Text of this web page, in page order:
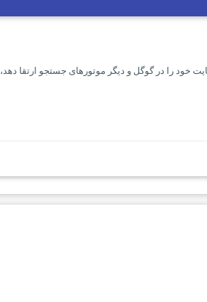
خود را در گوگل و دیگر موتورهای جستجو ارتقا